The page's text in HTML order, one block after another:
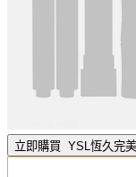
立即購買 YSL恆久完